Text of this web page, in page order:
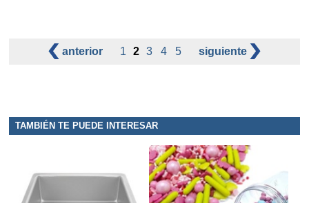
anterior 1 2 3 4 5 siguiente
TAMBIÉN TE PUEDE INTERESAR